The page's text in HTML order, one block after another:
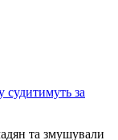
та змушували